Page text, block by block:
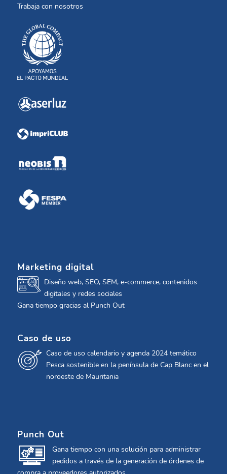
Trabaja con nosotros
Marketing digital
Diseño web, SEO, SEM, e-commerce, contenidos
digitales y redes sociales
Gana tiempo gracias al Punch Out
Caso de uso
Caso de uso calendario y agenda 2024 temático
Pesca sostenible en la península de Cap Blanc en el
noroeste de Mauritania
Punch Out
Gana tiempo con una solución para administrar
pedidos a través de la generación de órdenes de